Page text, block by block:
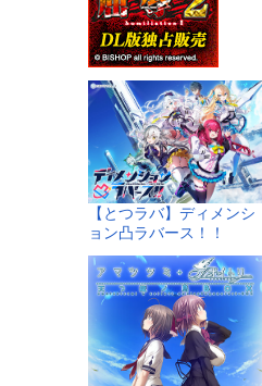
【とつラバ】ディメンシ
ョン凸ラバース！！